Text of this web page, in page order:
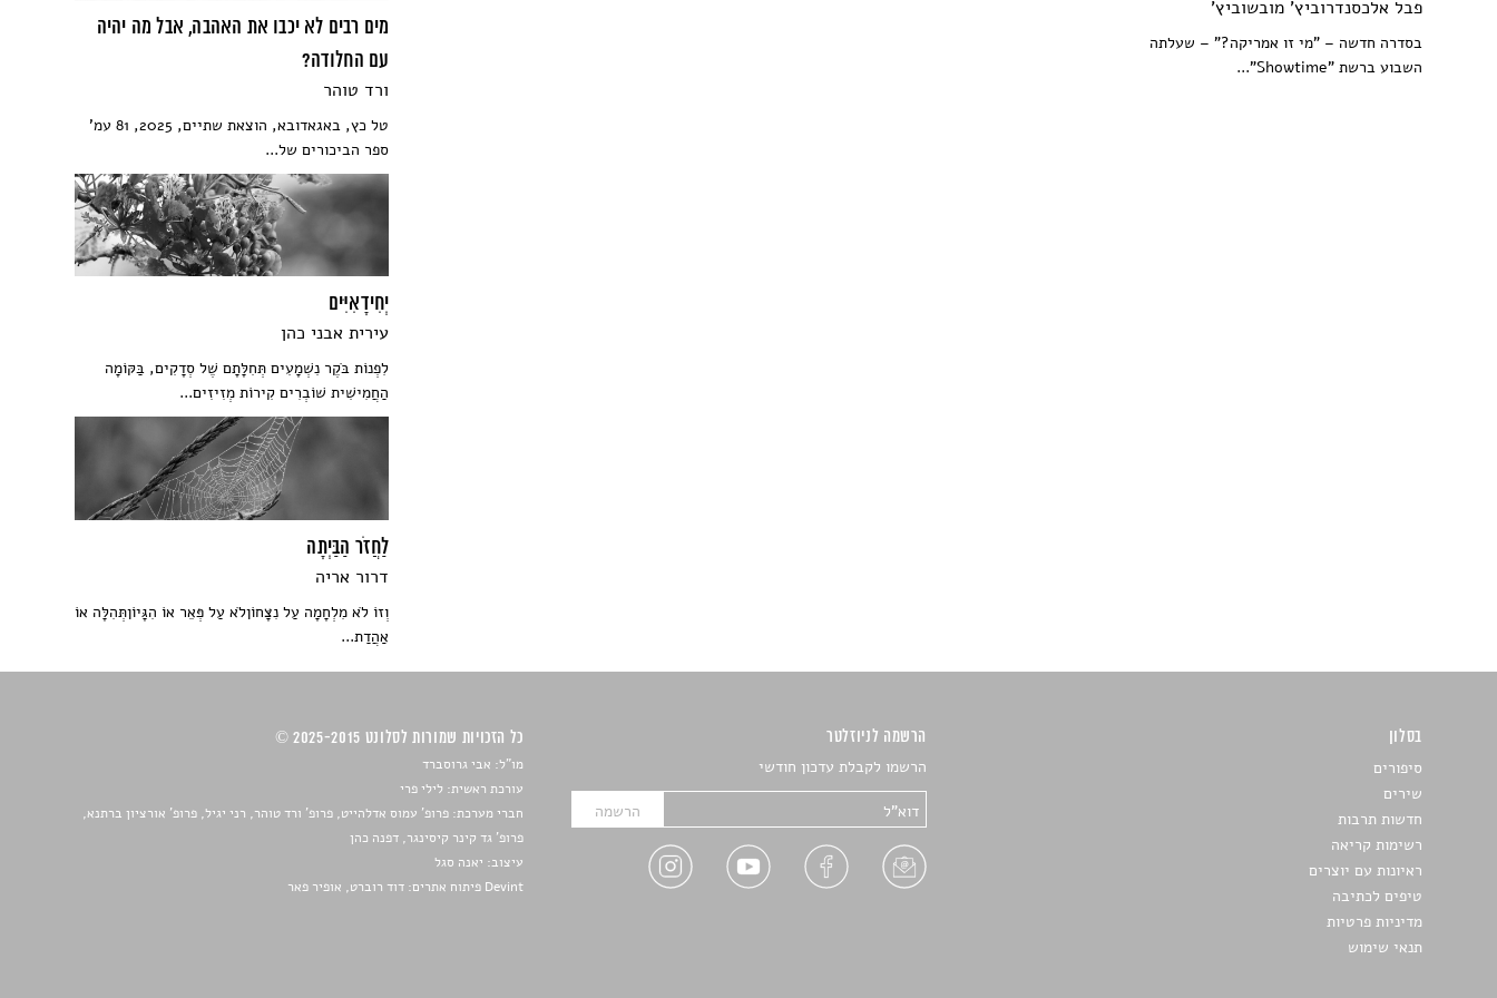
מים רבים לא יכבו את האהבה, אבל מה יהיה
עם החלודה?
ורד טוהר
טל כץ, באגאדובא, הוצאת שתיים, 2025, 81 עמ'
ספר הביכורים של...
יְחִידָאִיִּים
עירית אבני כהן
לִפְנוֹת בֹּקֶר נִשְׁמָעִים תְּחִלָּתָם שֶׁל סְדָקִים, בַּקּוֹמָה
הַחֲמִישִׁית שׁוֹבְרִים קִירוֹת מְזִיזִים...
לַחֲזֹר הַבַּיְתָה
דרור אריה
וְזוֹ לֹא מִלְחָמָה עַל נִצָּחוֹןלֹא עַל פְּאֵר אוֹ הִגָּיוֹןתְּהִלָּה אוֹ
אַהֲדַת...
פבל אלכסנדרוביץ' מובשוביץ'
בסדרה חדשה – "מי זו אמריקה?" – שעלתה
השבוע ברשת "Showtime"...
בסלון
סיפורים
שירים
חדשות תרבות
רשימות קריאה
ראיונות עם יוצרים
טיפים לכתיבה
מדיניות פרטיות
תנאי שימוש
הרשמה לניוזלטר
הרשמו לקבלת עדכון חודשי
כל הזכויות שמורות לסלונט 2025-2015 ©
מו"ל: אבי גרוסברד
עורכת ראשית: לילי פרי
חברי מערכת: פרופ' עמוס אדלהייט, פרופ' ורד טוהר, רני יגיל, פרופ' אורציון ברתנא,
פרופ' גד קינר קיסינגר, דפנה כהן
עיצוב: יאנה סגל
Devint פיתוח אתרים: דוד רוברט, אופיר פאר